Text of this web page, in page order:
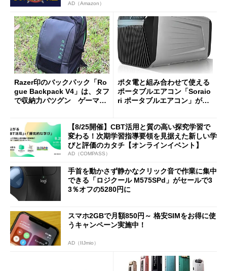
AD（Amazon）
Razer印のバックパック「Ro
gue Backpack V4」は、タフ
で収納力バツグン ゲーマー
ポタ電と組み合わせて使える
ポータブルエアコン「Soraio
ri ポータブルエアコン」がセ
【8/25開催】CBT活用と質の高い探究学習で
変わる！次期学習指導要領を見据えた新しい学
びと評価のカタチ【オンラインイベント】
AD（COMPASS）
手首を動かさず静かなクリック音で作業に集中
できる「ロジクール M575SPd」がセールで3
3％オフの5280円に
スマホ2GBで月額850円～ 格安SIMをお得に使
うキャンペーン実施中！
AD（IIJmio）